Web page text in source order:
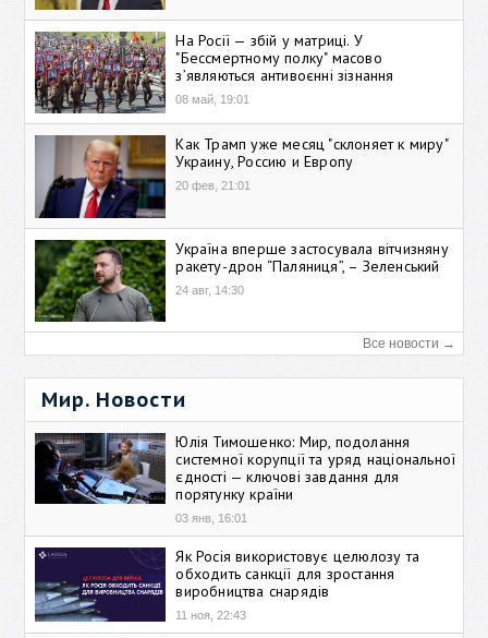
На Росії — збій у матриці. У
"Бессмертному полку" масово
зʼявляються антивоєнні зізнання
08 май, 19:01
Как Трамп уже месяц "склоняет к миру"
Украину, Россию и Европу
20 фев, 21:01
Україна вперше застосувала вітчизняну
ракету-дрон “Паляниця”, – Зеленський
24 авг, 14:30
Все новости →
Мир. Новости
Юлія Тимошенко: Мир, подолання
системної корупції та уряд національної
єдності — ключові завдання для
порятунку країни
03 янв, 16:01
Як Росія використовує целюлозу та
обходить санкції для зростання
виробництва снарядів
11 ноя, 22:43